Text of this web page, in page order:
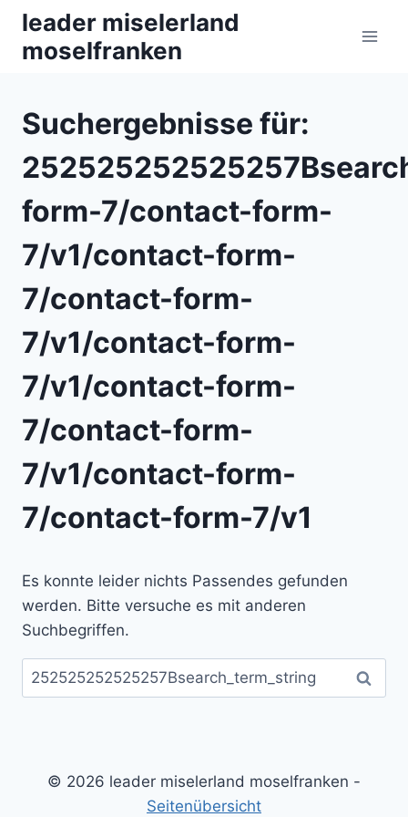
Zum
Inhalt
springen
leader miselerland
moselfranken
Suchergebnisse für:
form-7/contact-form-
7/v1/contact-form-
7/contact-form-
7/v1/contact-form-
7/v1/contact-form-
7/contact-form-
7/v1/contact-form-
7/contact-form-7/v1
Es konnte leider nichts Passendes gefunden
werden. Bitte versuche es mit anderen
Suchbegriffen.
Suchen
nach:
© 2026 leader miselerland moselfranken -
Seitenübersicht